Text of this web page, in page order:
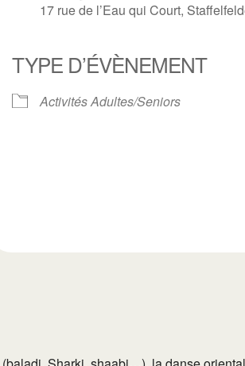
iCalendar
17 rue de l’Eau qui Court,
TYPE D’ÉVÈNEMENT
Activités Adultes/Seniors